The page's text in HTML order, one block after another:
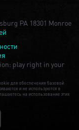
PA 18301 Monroe
play right in your
для обеспечения базовой
и не используются в
на использование этих